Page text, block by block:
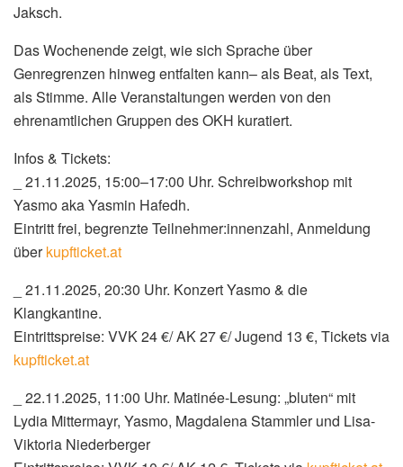
Jaksch.
Das Wochenende zeigt, wie sich Sprache über
Genregrenzen hinweg entfalten kann– als Beat, als Text,
als Stimme. Alle Veranstaltungen werden von den
ehrenamtlichen Gruppen des OKH kuratiert.
Infos & Tickets:
_ 21.11.2025, 15:00–17:00 Uhr. Schreibworkshop mit
Yasmo aka Yasmin Hafedh.
Eintritt frei, begrenzte Teilnehmer:innenzahl, Anmeldung
überkupfticket.at
_ 21.11.2025, 20:30 Uhr. Konzert Yasmo & die
Klangkantine.
Eintrittspreise: VVK 24 €/ AK 27 €/ Jugend 13 €, Tickets via
kupfticket.at
_ 22.11.2025, 11:00 Uhr. Matinée-Lesung: „bluten“ mit
Lydia Mittermayr, Yasmo, Magdalena Stammler und Lisa-
Viktoria Niederberger